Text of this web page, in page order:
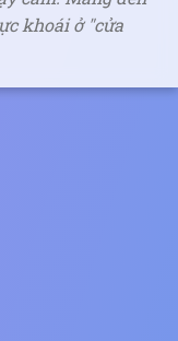
khoái ở "cửa